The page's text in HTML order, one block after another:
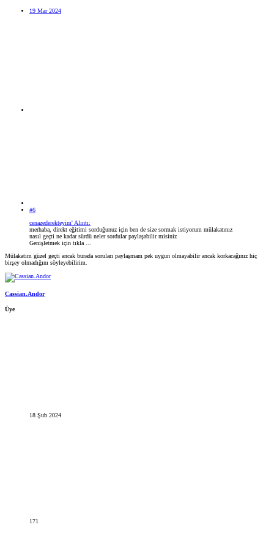
19 Mar 2024
#6
cenazederekteyim' Alıntı:
merhaba, direkt eğitimi sorduğunuz için ben de size sormak istiyorum mülakatınız
nasıl geçti ne kadar sürdü neler sordular paylaşabilir misiniz
Genişletmek için tıkla ...
Mülakatım güzel geçti ancak burada soruları paylaşmam pek uygun olmayabilir ancak korkacağınız hiç
birşey olmadığını söyleyebilirim.
Cassian.Andor
Üye
18 Şub 2024
171